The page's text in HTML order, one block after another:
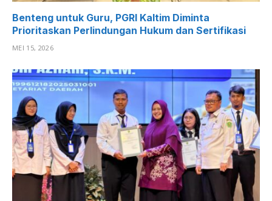
Benteng untuk Guru, PGRI Kaltim Diminta
Prioritaskan Perlindungan Hukum dan Sertifikasi
MEI 15, 2026